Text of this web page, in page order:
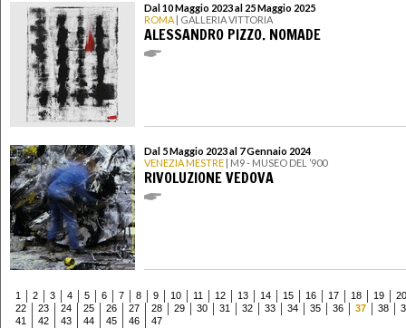
Dal 10 Maggio 2023 al 25 Maggio 2025
ROMA | GALLERIA VITTORIA
ALESSANDRO PIZZO. NOMADE
Dal 5 Maggio 2023 al 7 Gennaio 2024
VENEZIA MESTRE | M9 - MUSEO DEL ’900
RIVOLUZIONE VEDOVA
1 2 3 4 5 6 7 8 9 10 11 12 13 14 15 16 17 18 19
20
22
23 24 25 26 27 28 29 30 31 32 33 34 35 36 37 38
41
42 43 44 45 46
47